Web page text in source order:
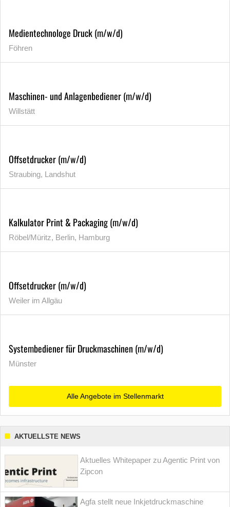
Medientechnologe Druck (m/w/d)
Föhren
Maschinen- und Anlagenbediener (m/w/d)
Willstätt
Offsetdrucker (m/w/d)
Straubing, Landshut
Kalkulator Print & Packaging (m/w/d)
Röbel/Müritz, Berlin, Hamburg
Offsetdrucker (m/w/d)
Weiler im Allgäu
Systembediener für Druckmaschinen (m/w/d)
Münster
Alle Angebote im Stellenmarkt
AKTUELLSTE NEWS
Aktuelles Whitepaper zu Agentic Print von
Zipcon
Agfa stellt neue Inkjetdruckmaschine